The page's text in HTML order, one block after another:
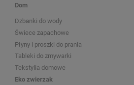
Dom
Dzbanki do wody
Świece zapachowe
Płyny i proszki do prania
Tableki do zmywarki
Tekstylia domowe
Eko zwierzak